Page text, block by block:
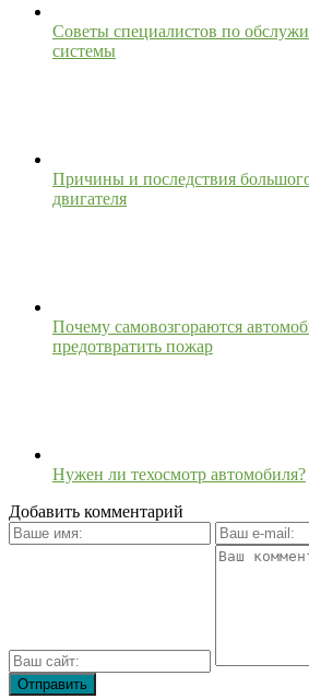
Советы специалистов по
системы
Причины и последствия
двигателя
Почему самовозгораются
предотвратить пожар
Нужен ли техосмотр автомобиля?
Добавить комментарий